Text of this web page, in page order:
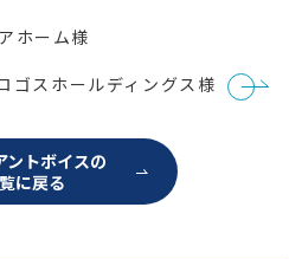
ホーム様
ゴスホールディングス様
ントボイスの
に戻る